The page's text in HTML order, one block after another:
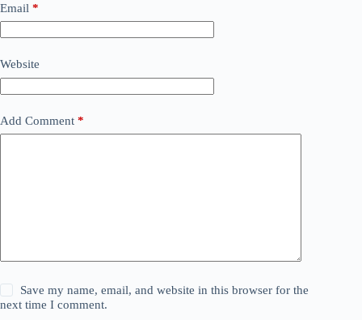
Email *
Website
Add Comment *
Save my name, email, and website in this browser for the
next time I comment.